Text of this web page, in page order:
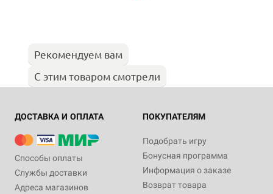
Рекомендуем вам
С этим товаром смотрели
ДОСТАВКА И ОПЛАТА
Способы оплаты
Службы доставки
Адреса магазинов
ПОКУПАТЕЛЯМ
Подобрать игру
Бонусная программа
Информация о заказе
Возврат товара